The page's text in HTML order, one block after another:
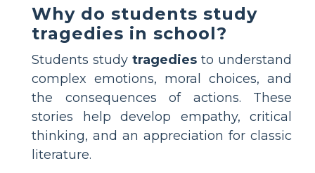
Why do students study
tragedies in school?
Students study tragedies to understand
complex emotions, moral choices, and
the consequences of actions. These
stories help develop empathy, critical
thinking, and an appreciation for classic
literature.